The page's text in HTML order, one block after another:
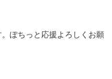
ぽちっと応援よろしくお願